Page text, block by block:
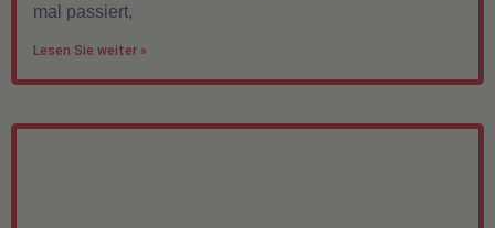
mal passiert,
Lesen Sie weiter »